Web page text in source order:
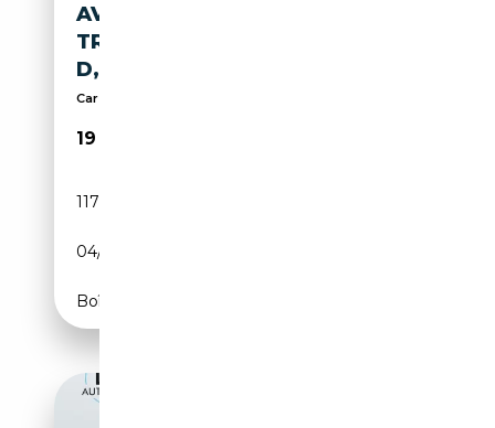
AVANTG 9G-
TRONIC,SPORTPAKET,COMAN
D,LEDER
Car Garantie incl.
19 900€
117 000 km
04/2016
Boîte automatique